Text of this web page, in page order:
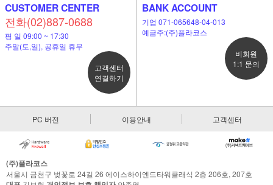
CUSTOMER CENTER
전화(02)887-0688
평 일 09:00 ~ 17:30
주말(토,일), 공휴일 휴무
고객센터
연결하기
BANK ACCOUNT
기업 071-065648-04-013
예금주:(주)플라코스
비회원
1:1 문의
PC 버전 이용안내 고객센터
(주)플라코스
서울시 금천구 벚꽃로 24길 26 에이스하이엔드타워클래식 2층 206호, 207호